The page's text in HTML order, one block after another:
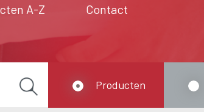
A-Z Contact
Producten